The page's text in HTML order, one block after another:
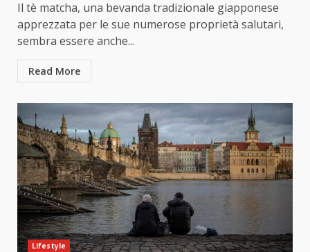
Il tè matcha, una bevanda tradizionale giapponese
apprezzata per le sue numerose proprietà salutari,
sembra essere anche...
Read More
Lifestyle